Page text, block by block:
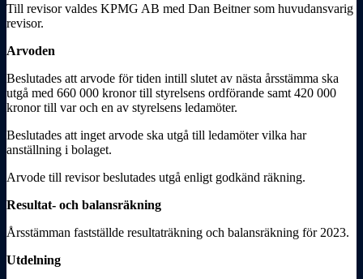
Till revisor valdes KPMG AB med Dan Beitner som huvudansvarig
revisor.
Arvoden
Beslutades att arvode för tiden intill slutet av nästa årsstämma ska
utgå med 660 000 kronor till styrelsens ordförande samt 420 000
kronor till var och en av styrelsens ledamöter.
Beslutades att inget arvode ska utgå till ledamöter vilka har
anställning i bolaget.
Arvode till revisor beslutades utgå enligt godkänd räkning.
Resultat- och balansräkning
Årsstämman fastställde resultaträkning och balansräkning för 2023.
Utdelning